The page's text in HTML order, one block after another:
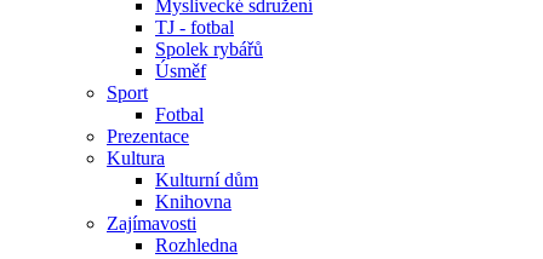
Myslivecké sdružení
TJ - fotbal
Spolek rybářů
Úsměf
Sport
Fotbal
Prezentace
Kultura
Kulturní dům
Knihovna
Zajímavosti
Rozhledna